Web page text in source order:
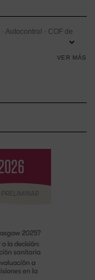
- Autocontrol - COF de
VER MÁS